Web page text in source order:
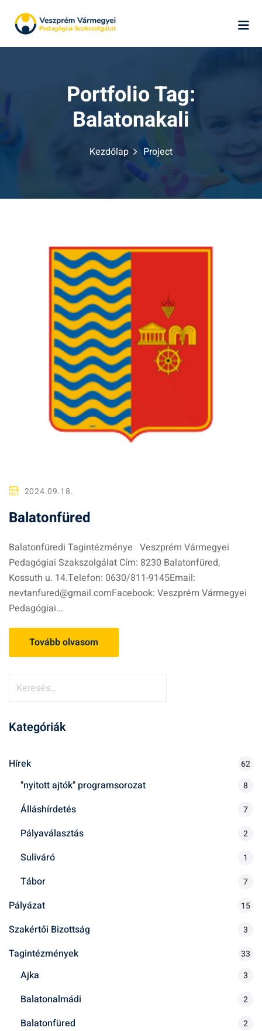
content
Portfolio Tag:
Balatonakali
Kezdőlap Project
2024.09.18.
Balatonfüred
Balatonfüredi Tagintézménye Veszprém Vármegyei
Pedagógiai Szakszolgálat Cím: 8230 Balatonfüred,
Kossuth u. 14.Telefon: 0630/811-9145Email:
nevtanfured@gmail.comFacebook: Veszprém Vármegyei
Pedagógiai...
Tovább olvasom
e
é
Kategóriák
Hírek 62
"nyitott ajtók" programsorozat 8
Álláshírdetés 7
Pályaválasztás 2
Suliváró 1
Tábor 7
Pályázat 15
Szakértői Bizottság 3
Tagintézmények 33
Ajka 3
Balatonalmádi 2
Balatonfüred 2